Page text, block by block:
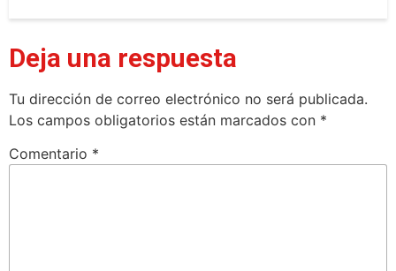
Deja una respuesta
Tu dirección de correo electrónico no será publicada.
Los campos obligatorios están marcados con *
Comentario *